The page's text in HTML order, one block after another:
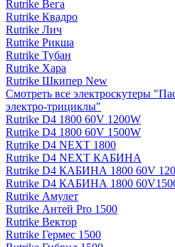
Rutrike Вега
Rutrike Квадро
Rutrike Лич
Rutrike Рикша
Rutrike Тубан
Rutrike Хара
Rutrike Шкипер New
Смотреть все электро­скутеры
электро‑трициклы"
Rutrike D4 1800 60V 1200W
Rutrike D4 1800 60V 1500W
Rutrike D4 NEXT 1800
Rutrike D4 NEXT КАБИНА
Rutrike D4 КАБИНА 1800 60V
Rutrike D4 КАБИНА 1800
Rutrike Амулет
Rutrike Антей Pro 1500
Rutrike Вектор
Rutrike Гермес 1500